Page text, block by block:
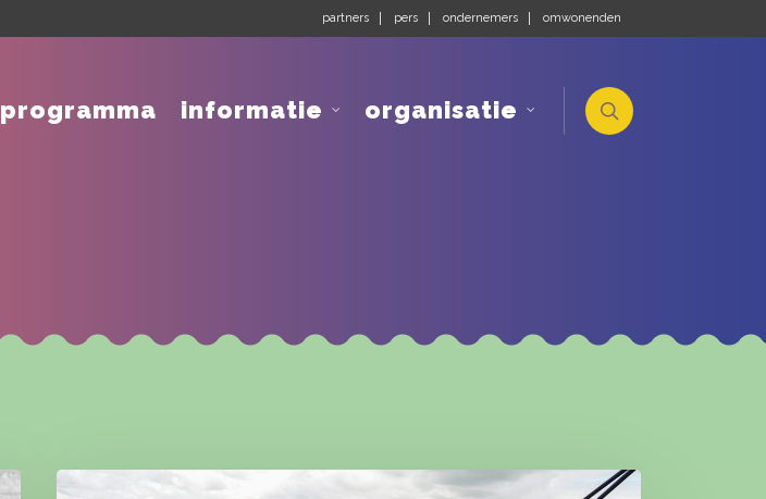
partners pers ondernemers omwonenden
programma informatie organisatie